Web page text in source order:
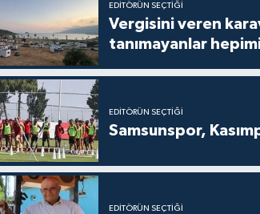
EDITÖRÜN SEÇTIĞI
Vergisini veren
tanımayanlar
EDITÖRÜN SEÇTIĞI
Samsunspor,
EDITÖRÜN SEÇTIĞI